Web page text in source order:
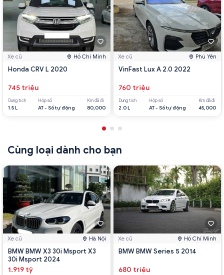
Xe cũ Hồ Chí Minh
Honda CRV L 2020
745 triệu
Dung tích
1.5 L
Hộp số
AT - Số tự động
Km đã đi
80,000
Xe cũ Phú Yên
VinFast Lux A 2.0 2022
760 triệu
Dung tích
2.0 L
Hộp số
AT - Số tự động
Km đã đi
45,000
Cùng loại dành cho bạn
Xe cũ Hà Nội
BMW BMW X3 30i Msport X3
30i Msport 2024
1.919 tỷ
Xe cũ Hồ Chí Minh
BMW BMW Series 5 2014
680 triệu